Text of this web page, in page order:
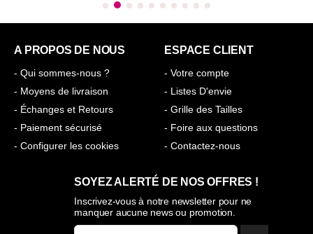
A PROPOS DE NOUS
- Qui sommes-nous ?
- Moyens de livraison
- Échanges et Retours
- Paiement sécurisé
- Configurer les cookies
ESPACE CLIENT
- Votre compte
- Listes D'envie
- Grille des Tailles
- Foire aux questions
- Contactez-nous
SOYEZ ALERTÉ DE NOS OFFRES !
Inscrivez-vous à notre newsletter pour ne
manquer aucune news ou promotion.